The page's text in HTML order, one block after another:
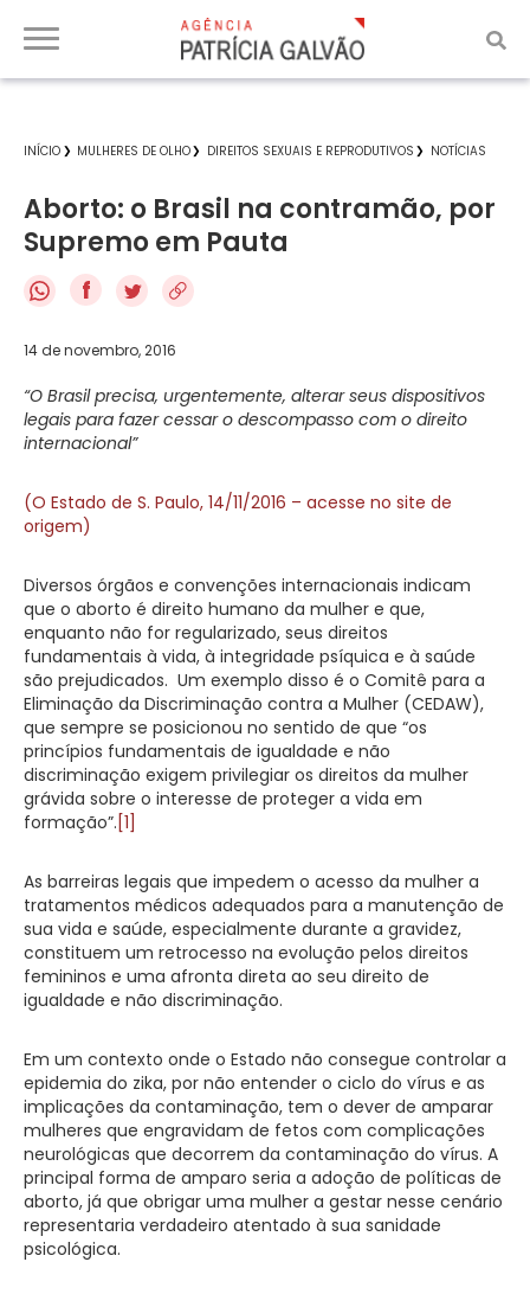
INÍCIO MULHERES DE OLHO DIREITOS SEXUAIS E REPRODUTIVOS NOTÍCIAS
Aborto: o Brasil na contramão, por
Supremo em Pauta
f
14 de novembro, 2016
“O Brasil precisa, urgentemente, alterar seus dispositivos
legais para fazer cessar o descompasso com o direito
internacional”
(O Estado de S. Paulo, 14/11/2016 – acesse no site de
origem)
Diversos órgãos e convenções internacionais indicam
que o aborto é direito humano da mulher e que,
enquanto não for regularizado, seus direitos
fundamentais à vida, à integridade psíquica e à saúde
são prejudicados. Um exemplo disso é o Comitê para a
Eliminação da Discriminação contra a Mulher (CEDAW),
que sempre se posicionou no sentido de que “os
princípios fundamentais de igualdade e não
discriminação exigem privilegiar os direitos da mulher
grávida sobre o interesse de proteger a vida em
formação”. [1]
As barreiras legais que impedem o acesso da mulher a
tratamentos médicos adequados para a manutenção de
sua vida e saúde, especialmente durante a gravidez,
constituem um retrocesso na evolução pelos direitos
femininos e uma afronta direta ao seu direito de
igualdade e não discriminação.
Em um contexto onde o Estado não consegue controlar a
epidemia do zika, por não entender o ciclo do vírus e as
implicações da contaminação, tem o dever de amparar
mulheres que engravidam de fetos com complicações
neurológicas que decorrem da contaminação do vírus. A
principal forma de amparo seria a adoção de políticas de
aborto, já que obrigar uma mulher a gestar nesse cenário
representaria verdadeiro atentado à sua sanidade
psicológica.